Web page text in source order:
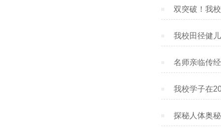
双突破！我
我校田径健
名师亲临传
我校学子在
探秘人体奥